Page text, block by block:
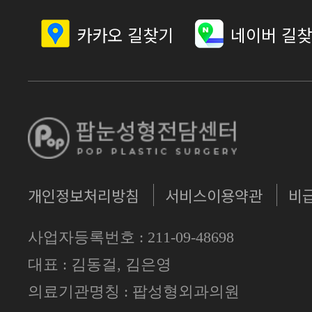
카카오 길찾기 네이버 길
개인정보처리방침 서비스이용약관 비
사업자등록번호 : 211-09-48698
대표 : 김동걸, 김은영
의료기관명칭 : 팝성형외과의원